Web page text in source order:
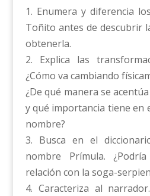
1. Enumera y diferencia
Toñito antes de descubrir
obtenerla.
2. Explica las
¿Cómo va cambiando
¿De qué manera se
y qué importancia tiene en
nombre?
3. Busca en el
nombre Prímula.
relación con la soga-
4. Caracteriza al